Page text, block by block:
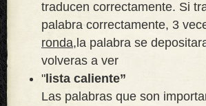
traducen correctamente. Si
palabra correctamente, 3
ronda,la palabra se
volveras a ver
"lista caliente”
Las palabras que son